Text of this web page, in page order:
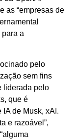
as “empresas de
para a
pelo
sem fins
liderada pelo
que é
de Musk, xAI.
e razoável”,